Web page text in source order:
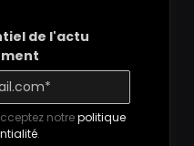
de l'actu
notrepolitique
.